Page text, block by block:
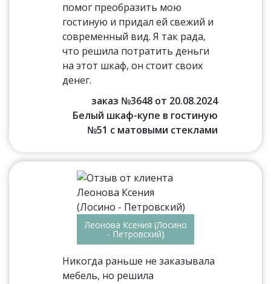
помог преобразить мою
гостиную и придал ей свежий и
современный вид. Я так рада,
что решила потратить деньги
на этот шкаф, он стоит своих
денег.
заказ №3648 от 20.08.2024
Белый шкаф-купе в гостиную
№51 с матовыми стеклами
Леонова Ксения (Лосино
- Петровский)
Никогда раньше не заказывала
мебель, но решила